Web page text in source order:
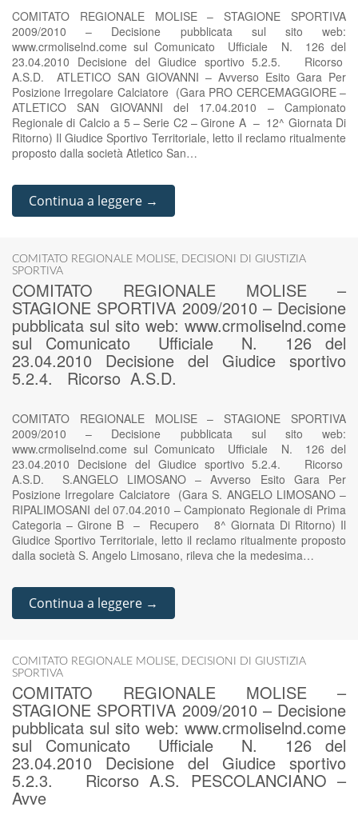
COMITATO REGIONALE MOLISE – STAGIONE SPORTIVA
2009/2010 – Decisione pubblicata sul sito web:
www.crmoliselnd.come sul Comunicato Ufficiale N. 126 del
23.04.2010 Decisione del Giudice sportivo 5.2.5. Ricorso
A.S.D. ATLETICO SAN GIOVANNI – Avverso Esito Gara Per
Posizione Irregolare Calciatore (Gara PRO CERCEMAGGIORE –
ATLETICO SAN GIOVANNI del 17.04.2010 – Campionato
Regionale di Calcio a 5 – Serie C2 – Girone A – 12^ Giornata Di
Ritorno) Il Giudice Sportivo Territoriale, letto il reclamo ritualmente
proposto dalla società Atletico San…
Continua a leggere →
COMITATO REGIONALE MOLISE, DECISIONI DI GIUSTIZIA
SPORTIVA
COMITATO REGIONALE MOLISE –
STAGIONE SPORTIVA 2009/2010 – Decisione
pubblicata sul sito web: www.crmoliselnd.come
sul Comunicato Ufficiale N. 126 del
23.04.2010 Decisione del Giudice sportivo
5.2.4. Ricorso A.S.D.
COMITATO REGIONALE MOLISE – STAGIONE SPORTIVA
2009/2010 – Decisione pubblicata sul sito web:
www.crmoliselnd.come sul Comunicato Ufficiale N. 126 del
23.04.2010 Decisione del Giudice sportivo 5.2.4. Ricorso
A.S.D. S.ANGELO LIMOSANO – Avverso Esito Gara Per
Posizione Irregolare Calciatore (Gara S. ANGELO LIMOSANO –
RIPALIMOSANI del 07.04.2010 – Campionato Regionale di Prima
Categoria – Girone B – Recupero 8^ Giornata Di Ritorno) Il
Giudice Sportivo Territoriale, letto il reclamo ritualmente proposto
dalla società S. Angelo Limosano, rileva che la medesima…
Continua a leggere →
COMITATO REGIONALE MOLISE, DECISIONI DI GIUSTIZIA
SPORTIVA
COMITATO REGIONALE MOLISE –
STAGIONE SPORTIVA 2009/2010 – Decisione
pubblicata sul sito web: www.crmoliselnd.come
sul Comunicato Ufficiale N. 126 del
23.04.2010 Decisione del Giudice sportivo
5.2.3. Ricorso A.S. PESCOLANCIANO –
Avve